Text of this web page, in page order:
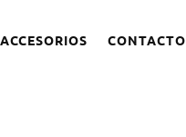
ACCESORIOS CONTACTO